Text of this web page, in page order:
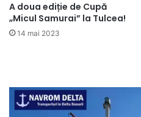
A doua ediție de Cupă
„Micul Samurai” la Tulcea!
14 mai 2023